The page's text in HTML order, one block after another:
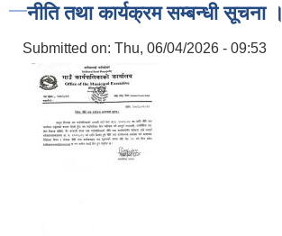
नीति तथा कार्यक्रम सम्बन्धी सूचना ।
Submitted on: Thu, 06/04/2026 - 09:53